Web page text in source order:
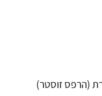
(הרפס זוסטר)